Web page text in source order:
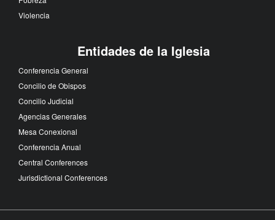
Violencia
Entidades de la Iglesia
Conferencia General
Concilio de Obispos
Concilio Judicial
Agencias Generales
Mesa Conexional
Conferencia Anual
Central Conferences
Jurisdictional Conferences